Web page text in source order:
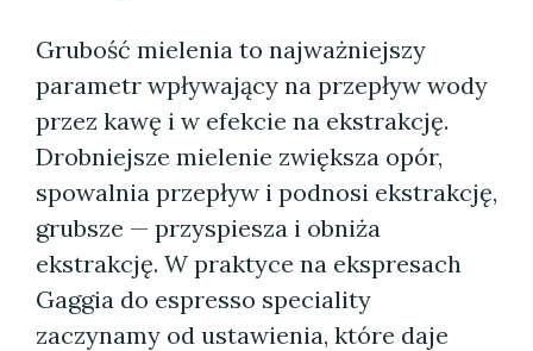
Grubość mielenia to najważniejszy
parametr wpływający na przepływ wody
przez kawę i w efekcie na ekstrakcję.
Drobniejsze mielenie zwiększa opór,
spowalnia przepływ i podnosi ekstrakcję,
grubsze — przyspiesza i obniża
ekstrakcję. W praktyce na ekspresach
Gaggia do espresso speciality
zaczynamy od ustawienia, które daje